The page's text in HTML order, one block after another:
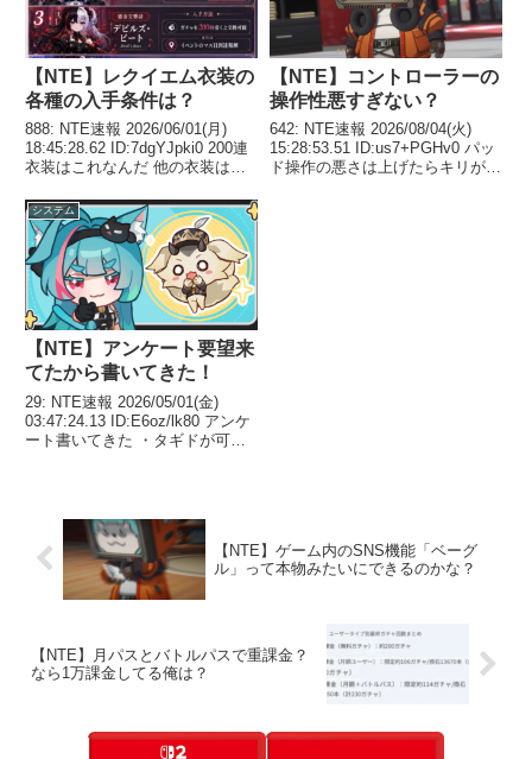
【NTE】レクイエム衣装の
各種の入手条件は？
888: NTE速報 2026/06/01(月)
18:45:28.62 ID:7dgYJpki0 200連
衣装はこれなんだ 他の衣装はど
の？ 絆と課金？ 889: NTE速報
2026/06/01(月) 18...
【NTE】コントローラーの
操作性悪すぎない？
642: NTE速報 2026/08/04(火)
15:28:53.51 ID:us7+PGHv0 パッ
ド操作の悪さは上げたらキリがな
システム
【NTE】アンケート要望来
てたから書いてきた！
29: NTE速報 2026/05/01(金)
03:47:24.13 ID:E6oz/lk80 アンケ
ート書いてきた ・タギドが可愛
り。魅力的な若者キ...
【NTE】ゲーム内のSNS機能「ベーグ
ル」って本物みたいにできるのかな？
【NTE】月パスとバトルパスで重課金？
なら1万課金してる俺は？